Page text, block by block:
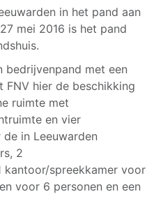
in het pand aan
mei 2016 is het pand
bedrijvenpand met een
FNV hier de beschikking
ruimte met
en vier
in Leeuwarden
2
kantoor/spreekkamer voor
voor 6 personen en een